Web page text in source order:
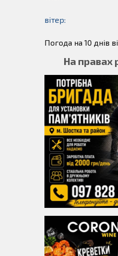
вітер:
Погода на 10 днів
На правах